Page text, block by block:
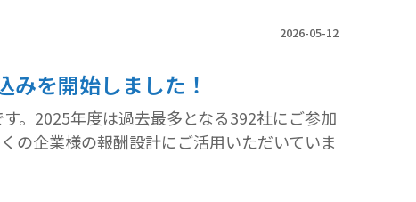
2026-05-12
を開始しました！
。2025年度は過去最多となる392社にご参加
の企業様の報酬設計にご活用いただいていま